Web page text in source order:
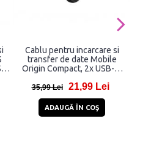
Cablu pentru incarcare si
transfer de date Mobile
Origin Compact, 2x USB-C,
35,99 Lei 21,99 Lei
ADAUGĂ ÎN COŞ